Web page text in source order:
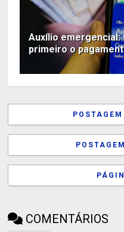
Auxílio
primeiro o
COMENTÁRIOS